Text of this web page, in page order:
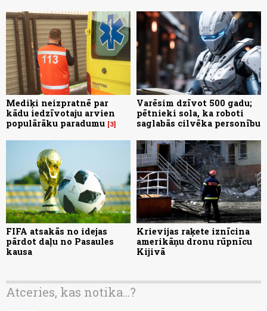
Mediķi neizpratnē par
kādu iedzīvotaju arvien
populārāku paradumu 3
Varēsim dzīvot 500 gadu;
pētnieki sola, ka roboti
saglabās cilvēka personību
FIFA atsakās no idejas
pārdot daļu no Pasaules
kausa
Krievijas raķete iznīcina
amerikāņu dronu rūpnīcu
Kijivā
Atceries, kas notika...?